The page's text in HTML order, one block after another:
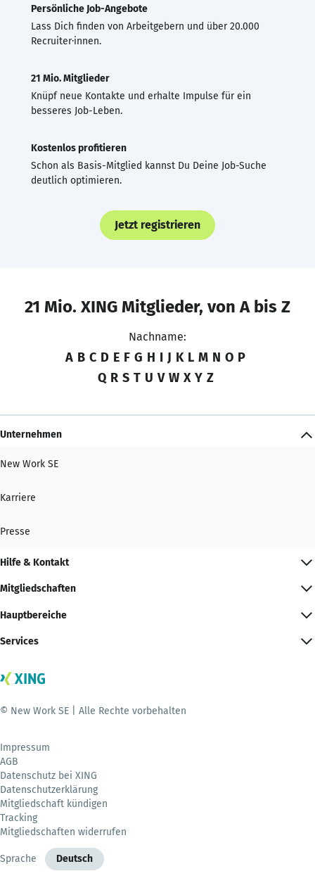
Persönliche Job-Angebote
Lass Dich finden von Arbeitgebern und über 20.000
Recruiter·innen.
21 Mio. Mitglieder
Knüpf neue Kontakte und erhalte Impulse für ein
besseres Job-Leben.
Kostenlos profitieren
Schon als Basis-Mitglied kannst Du Deine Job-Suche
deutlich optimieren.
Jetzt registrieren
21 Mio. XING Mitglieder, von A bis Z
Nachname:
A B C D E F G H I J K L M N O P
Q R S T U V W X Y Z
Unternehmen
New Work SE
Karriere
Presse
Hilfe & Kontakt
Mitgliedschaften
Hauptbereiche
Services
© New Work SE | Alle Rechte vorbehalten
Impressum
AGB
Datenschutz bei XING
Datenschutzerklärung
Mitgliedschaft kündigen
Tracking
Mitgliedschaften widerrufen
Sprache Deutsch